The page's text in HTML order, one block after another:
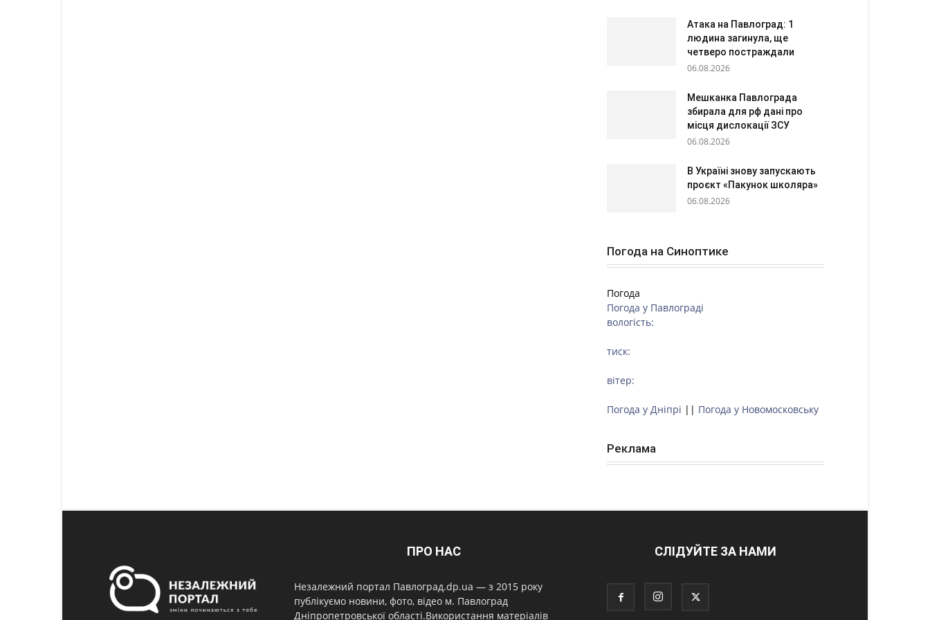
Атака на Павлоград: 1
людина загинула, ще
четверо постраждали
06.08.2026
Мешканка Павлограда
збирала для рф дані про
місця дислокації ЗСУ
06.08.2026
В Україні знову запускають
проєкт «Пакунок школяра»
06.08.2026
Погода на Синоптике
Погода
Погода у Павлограді
вологість:
тиск:
вітер:
Погода у Дніпрі || Погода у Новомосковську
Реклама
ПРО НАС
Незалежний портал Павлоград.dp.ua — з 2015 року
публікуємо новини, фото, відео м. Павлоград
Дніпропетровської області.Використання матеріалів
СЛІДУЙТЕ ЗА НАМИ